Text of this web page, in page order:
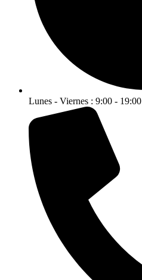
Lunes - Viernes : 9:00 - 19:00